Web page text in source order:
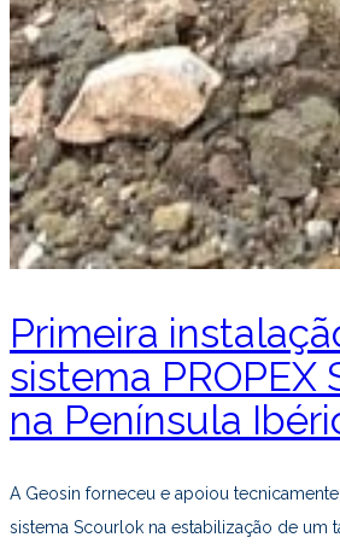
Primeira
sistema PROPEX
na Península
A Geosin forneceu e apoiou
sistema Scourlok na estabilização de um